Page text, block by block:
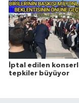
İptal edilen
tepkiler büyüyor